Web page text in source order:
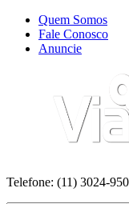
Quem Somos
Fale Conosco
Anuncie
Telefone: (11) 3024-